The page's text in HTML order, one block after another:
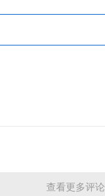
查看更多评论